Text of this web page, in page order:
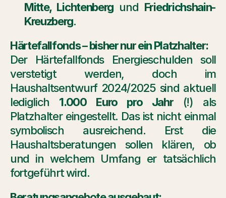
Mitte, Lichtenberg und Friedrichshain-
Kreuzberg.
Härtefallfonds – bisher nur ein Platzhalter:
Der Härtefallfonds Energieschulden soll
verstetigt werden, doch im
Haushaltsentwurf 2024/2025 sind aktuell
lediglich 1.000 Euro pro Jahr (!) als
Platzhalter eingestellt. Das ist nicht einmal
symbolisch ausreichend. Erst die
Haushaltsberatungen sollen klären, ob
und in welchem Umfang er tatsächlich
fortgeführt wird.